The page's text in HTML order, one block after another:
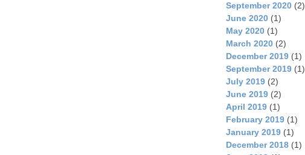
September 2020 (2)
June 2020 (1)
May 2020 (1)
March 2020 (2)
December 2019 (1)
September 2019 (1)
July 2019 (2)
June 2019 (2)
April 2019 (1)
February 2019 (1)
January 2019 (1)
December 2018 (1)